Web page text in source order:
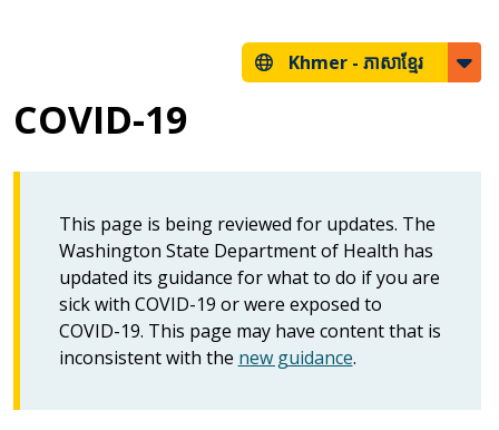
Khmer - ភាសាខ្មែរ
COVID-19
This page is being reviewed for updates. The
Washington State Department of Health has
updated its guidance for what to do if you are
sick with COVID-19 or were exposed to
COVID-19. This page may have content that is
inconsistent with the new guidance.